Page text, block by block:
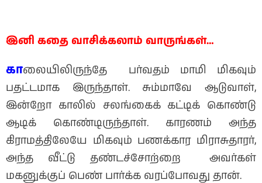
இனி கதை வாசிக்கலாம் வாருங்கள்…
காலையிலிருந்தே பர்வதம் மாமி மிகவும்
பதட்டமாக இருந்தாள். சும்மாவே ஆடுவாள்,
இன்றோ காலில் சலங்கைக் கட்டிக் கொண்டு
ஆடிக் கொண்டிருந்தாள். காரணம் அந்த
கிராமத்திலேயே மிகவும் பணக்கார மிராசுதாரர்,
அந்த வீட்டு தண்டச்சோற்றை அவர்கள்
மகனுக்குப் பெண் பார்க்க வரப்போவது தான்.